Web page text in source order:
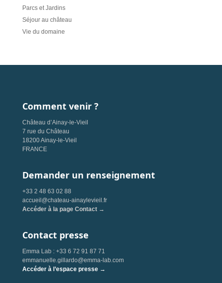
Parcs et Jardins
Séjour au château
Vie du domaine
Comment venir ?
Château d’Ainay-le-Vieil
7 rue du Château
18200 Ainay-le-Vieil
FRANCE
Demander un renseignement
+33 2 48 63 02 88
accueil@chateau-ainaylevieil.fr
Accéder à la page Contact →
Contact presse
Emma Lab : +33 6 72 91 87 71
emmanuelle.gillardo@emma-lab.com
Accéder à l’espace presse →